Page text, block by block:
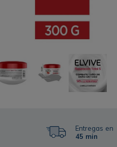
Entregas en
45 min